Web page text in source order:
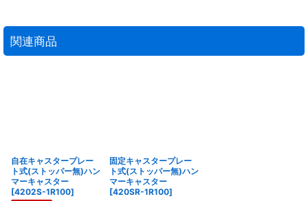
関連商品
自在キャスタープレー
ト式(ストッパー無)ハン
マーキャスター
[4202S-1R100]
固定キャスタープレー
ト式(ストッパー無)ハン
マーキャスター
[420SR-1R100]